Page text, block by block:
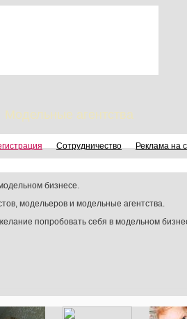
Модельные агентства
Сотрудничество Реклама на
бизнесе.
модельеров и модельные агентства.
попробовать себя в модельном